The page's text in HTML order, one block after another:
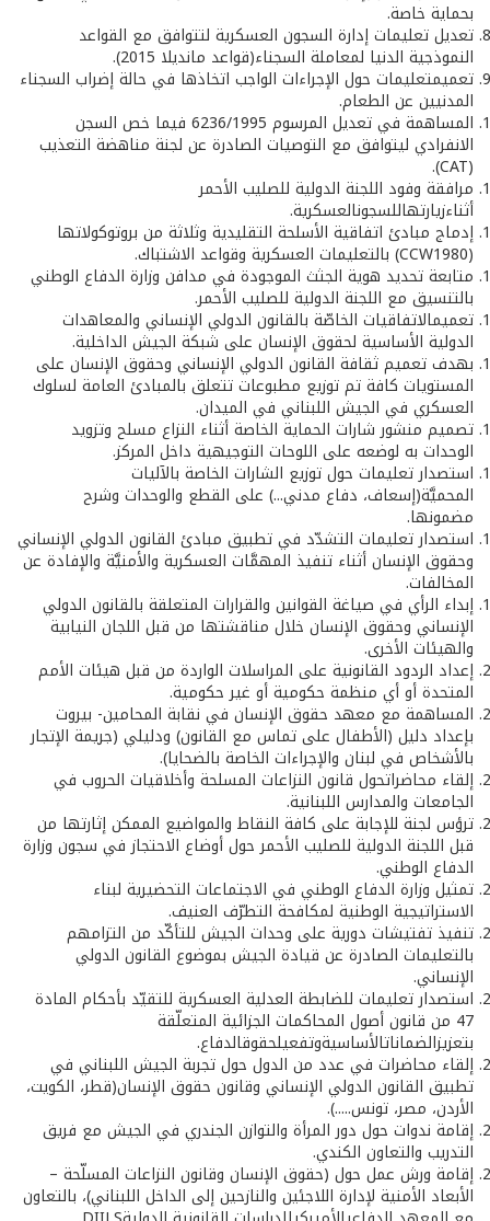
بحماية خاصة.
تعديل تعليمات إدارة السجون العسكرية لتتوافق مع القواعد
النموذجية الدنيا لمعاملة السجناء(قواعد مانديلا 2015).
تعميمتعليمات حول الإجراءات الواجب اتخاذها في حالة إضراب السجناء
المدنيين عن الطعام.
المساهمة في تعديل المرسوم 6236/1995 فيما خص السجن
الانفرادي ليتوافق مع التوصيات الصادرة عن لجنة مناهضة التعذيب
(CAT).
مرافقة وفود اللجنة الدولية للصليب الأحمر
أثناءزيارتهاللسجونالعسكرية.
إدماج مبادئ اتفاقية الأسلحة التقليدية وثلاثة من بروتوكولاتها
(CCW1980) بالتعليمات العسكرية وقواعد الاشتباك.
متابعة تحديد هوية الجثث الموجودة في مدافن وزارة الدفاع الوطني
بالتنسيق مع اللجنة الدولية للصليب الأحمر.
تعميمالاتفاقيات الخاصّة بالقانون الدولي الإنساني والمعاهدات
الدولية الأساسية لحقوق الإنسان على شبكة الجيش الداخلية.
بهدف تعميم ثقافة القانون الدولي الإنساني وحقوق الإنسان على
المستويات كافة تم توزيع مطبوعات تتعلق بالمبادئ العامة لسلوك
العسكري في الجيش اللبناني في الميدان.
تصميم منشور شارات الحماية الخاصة أثناء النزاع مسلح وتزويد
الوحدات به لوضعه على اللوحات التوجيهية داخل المركز.
استصدار تعليمات حول توزيع الشارات الخاصة بالآليات
المحميَّة(إسعاف، دفاع مدني...) على القطع والوحدات وشرح
مضمونها.
استصدار تعليمات التشدّد في تطبيق مبادئ القانون الدولي الإنساني
وحقوق الإنسان أثناء تنفيذ المهمَّات العسكرية والأمنيَّة والإفادة عن
المخالفات.
إبداء الرأي في صياغة القوانين والقرارات المتعلقة بالقانون الدولي
الإنساني وحقوق الإنسان خلال مناقشتها من قبل اللجان النيابية
والهيئات الأخرى.
إعداد الردود القانونية على المراسلات الواردة من قبل هيئات الأمم
المتحدة أو أي منظمة حكومية أو غير حكومية.
المساهمة مع معهد حقوق الإنسان في نقابة المحامين- بيروت
بإعداد دليل (الأطفال على تماس مع القانون) ودليلي (جريمة الإتجار
بالأشخاص في لبنان والإجراءات الخاصة بالضحايا).
إلقاء محاضراتحول قانون النزاعات المسلحة وأخلاقيات الحروب في
الجامعات والمدارس اللبنانية.
ترؤس لجنة للإجابة على كافة النقاط والمواضيع الممكن إثارتها من
قبل اللجنة الدولية للصليب الأحمر حول أوضاع الاحتجاز في سجون وزارة
الدفاع الوطني.
تمثيل وزارة الدفاع الوطني في الاجتماعات التحضيرية لبناء
الاستراتيجية الوطنية لمكافحة التطرّف العنيف.
تنفيذ تفتيشات دورية على وحدات الجيش للتأكّد من التزامهم
بالتعليمات الصادرة عن قيادة الجيش بموضوع القانون الدولي
الإنساني.
استصدار تعليمات للضابطة العدلية العسكرية للتقيّد بأحكام المادة
47 من قانون أصول المحاكمات الجزائية المتعلّقة
بتعزيزالضماناتالأساسيةوتفعيلحقوقالدفاع.
إلقاء محاضرات في عدد من الدول حول تجربة الجيش اللبناني في
تطبيق القانون الدولي الإنساني وقانون حقوق الإنسان(قطر، الكويت،
الأردن، مصر، تونس.....).
إقامة ندوات حول دور المرأة والتوازن الجندري في الجيش مع فريق
التدريب والتعاون الكندي.
إقامة ورش عمل حول (حقوق الإنسان وقانون النزاعات المسلّحة –
الأبعاد الأمنية لإدارة اللاجئين والنازحين إلى الداخل اللبناني)، بالتعاون